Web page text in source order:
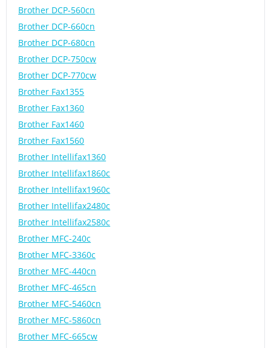
Brother DCP-560cn
Brother DCP-660cn
Brother DCP-680cn
Brother DCP-750cw
Brother DCP-770cw
Brother Fax1355
Brother Fax1360
Brother Fax1460
Brother Fax1560
Brother Intellifax1360
Brother Intellifax1860c
Brother Intellifax1960c
Brother Intellifax2480c
Brother Intellifax2580c
Brother MFC-240c
Brother MFC-3360c
Brother MFC-440cn
Brother MFC-465cn
Brother MFC-5460cn
Brother MFC-5860cn
Brother MFC-665cw